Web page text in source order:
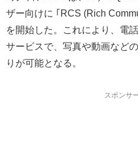
ザー向けに ｢RCS (Rich
を開始した。これにより、電
サービスで、写真や動画など
りが可能となる。
スポンサ